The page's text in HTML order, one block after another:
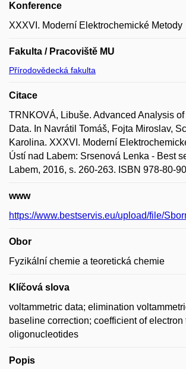
Konference
XXXVI. Moderní Elektrochemické Metody
Fakulta / Pracoviště MU
Přírodovědecká fakulta
Citace
TRNKOVÁ, Libuše. Advanced Analysis
Data. In Navrátil Tomáš, Fojta Miroslav,
Karolina. XXXVI. Moderní
Ústí nad Labem: Srsenová Lenka - Best
Labem, 2016, s. 260-263. ISBN 978-80-
www
https://www.bestservis.eu/upload/file/
Obor
Fyzikální chemie a teoretická chemie
Klíčová slova
voltammetric data; elimination
baseline correction; coefficient of electron
oligonucleotides
Popis